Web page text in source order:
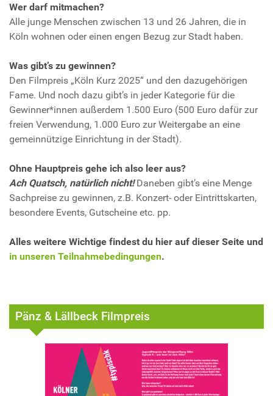
Wer darf mitmachen?
Alle junge Menschen zwischen 13 und 26 Jahren, die in
Köln wohnen oder einen engen Bezug zur Stadt haben.
Was gibt’s zu gewinnen?
Den Filmpreis „Köln Kurz 2025“ und den dazugehörigen
Fame. Und noch dazu gibt’s in jeder Kategorie für die
Gewinner*innen außerdem 1.500 Euro (500 Euro dafür zur
freien Verwendung, 1.000 Euro zur Weitergabe an eine
gemeinnützige Einrichtung in der Stadt).
Ohne Hauptpreis gehe ich also leer aus?
Ach Quatsch, natürlich nicht!Daneben gibt’s eine Menge
Sachpreise zu gewinnen, z.B. Konzert- oder Eintrittskarten,
besondere Events, Gutscheine etc. pp.
Alles weitere Wichtige findest du hier auf dieser Seite und
in unseren Teilnahmebedingungen.
Pänz & Lällbeck Filmpreis